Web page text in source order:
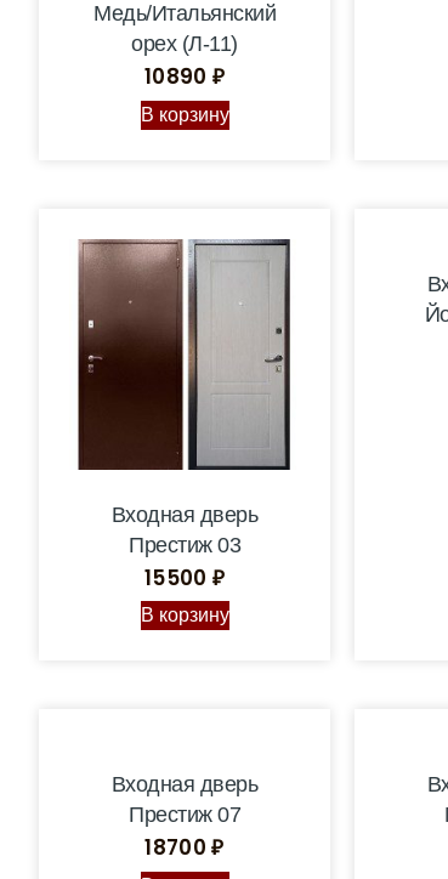
Медь/Итальянский
орех (Л-11)
10890 ₽
В корзину
Входная дверь
Престиж 03
15500 ₽
В корзину
Входная дверь
Престиж 07
18700₽